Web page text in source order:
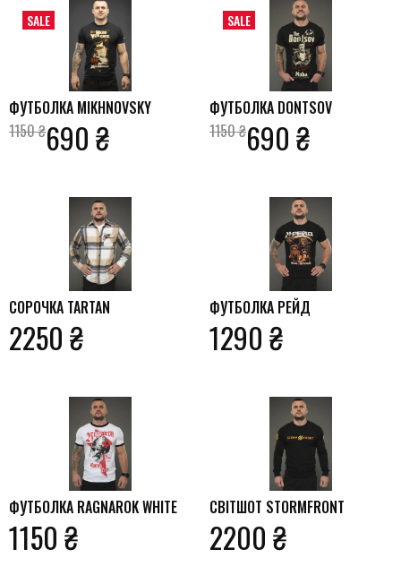
SALE
ФУТБОЛКА MIKHNOVSKY
1150 ₴690 ₴
SALE
ФУТБОЛКА DONTSOV
1150 ₴690 ₴
СОРОЧКА TARTAN
2250 ₴
ФУТБОЛКА РЕЙД
1290 ₴
ФУТБОЛКА RAGNAROK WHITE
1150 ₴
СВІТШОТ STORMFRONT
2200 ₴